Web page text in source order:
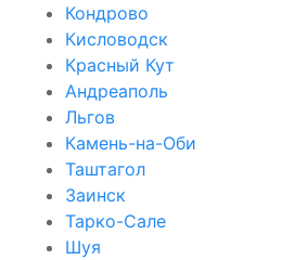
Кондрово
Кисловодск
Красный Кут
Андреаполь
Льгов
Камень-на-Оби
Таштагол
Заинск
Тарко-Сале
Шуя